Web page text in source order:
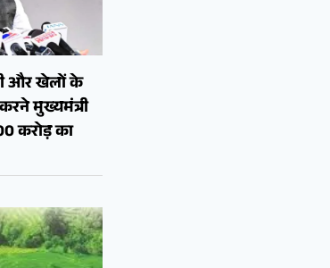
और खेलों के
मुख्यमंत्री
करोड़ का